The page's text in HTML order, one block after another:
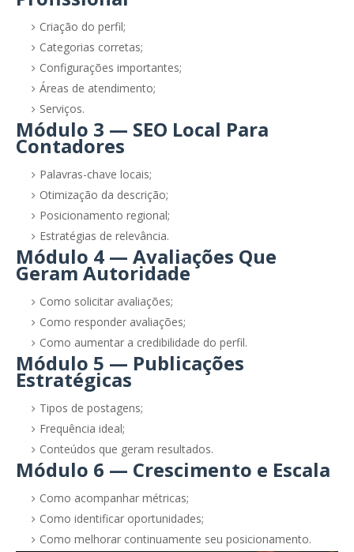
Criação do perfil;
Categorias corretas;
Configurações importantes;
Áreas de atendimento;
Serviços.
Módulo 3 — SEO Local Para
Contadores
Palavras-chave locais;
Otimização da descrição;
Posicionamento regional;
Estratégias de relevância.
Módulo 4 — Avaliações Que
Geram Autoridade
Como solicitar avaliações;
Como responder avaliações;
Como aumentar a credibilidade do perfil.
Módulo 5 — Publicações
Estratégicas
Tipos de postagens;
Frequência ideal;
Conteúdos que geram resultados.
Módulo 6 — Crescimento e Escala
Como acompanhar métricas;
Como identificar oportunidades;
Como melhorar continuamente seu posicionamento.